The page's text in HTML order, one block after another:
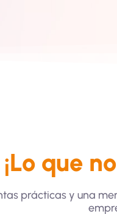
¡Lo que
prácticas y una